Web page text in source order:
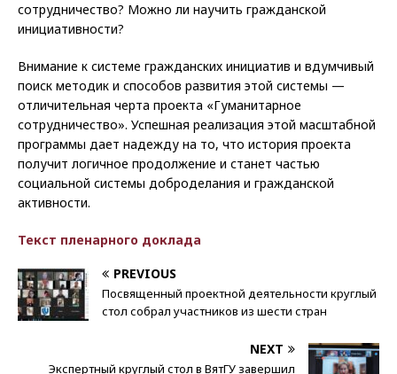
сотрудничество? Можно ли научить гражданской
инициативности?
Внимание к системе гражданских инициатив и вдумчивый
поиск методик и способов развития этой системы —
отличительная черта проекта «Гуманитарное
сотрудничество». Успешная реализация этой масштабной
программы дает надежду на то, что история проекта
получит логичное продолжение и станет частью
социальной системы доброделания и гражданской
активности.
Текст пленарного доклада
PREVIOUS
Посвященный проектной деятельности круглый
стол собрал участников из шести стран
NEXT
Экспертный круглый стол в ВятГУ завершил